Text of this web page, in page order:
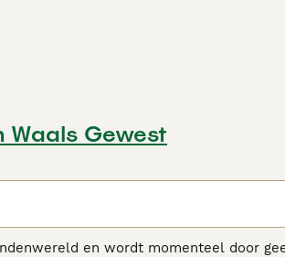
Waals Gewest
en wordt momenteel door